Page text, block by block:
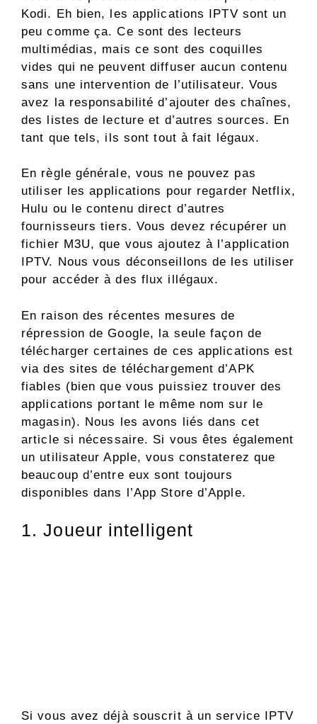
Kodi. Eh bien, les applications IPTV sont un
peu comme ça. Ce sont des lecteurs
multimédias, mais ce sont des coquilles
vides qui ne peuvent diffuser aucun contenu
sans une intervention de l’utilisateur. Vous
avez la responsabilité d’ajouter des chaînes,
des listes de lecture et d’autres sources. En
tant que tels, ils sont tout à fait légaux.
En règle générale, vous ne pouvez pas
utiliser les applications pour regarder Netflix,
Hulu ou le contenu direct d’autres
fournisseurs tiers. Vous devez récupérer un
fichier M3U, que vous ajoutez à l’application
IPTV. Nous vous déconseillons de les utiliser
pour accéder à des flux illégaux.
En raison des récentes mesures de
répression de Google, la seule façon de
télécharger certaines de ces applications est
via des sites de téléchargement d’APK
fiables (bien que vous puissiez trouver des
applications portant le même nom sur le
magasin). Nous les avons liés dans cet
article si nécessaire. Si vous êtes également
un utilisateur Apple, vous constaterez que
beaucoup d’entre eux sont toujours
disponibles dans l’App Store d’Apple.
1. Joueur intelligent
Si vous avez déjà souscrit à un service IPTV